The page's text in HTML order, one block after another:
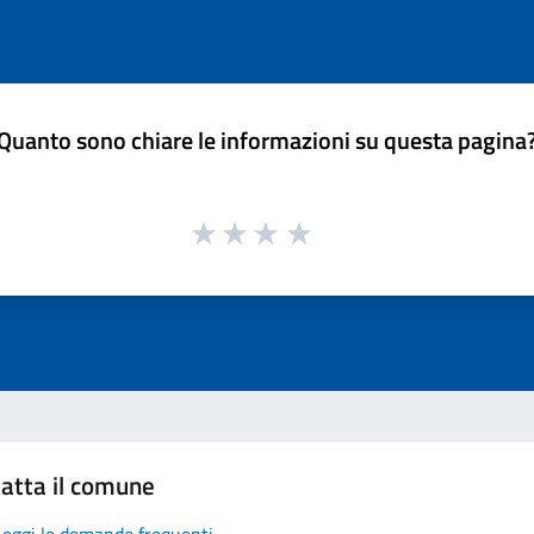
sono chiare le informazioni su questa
il comune